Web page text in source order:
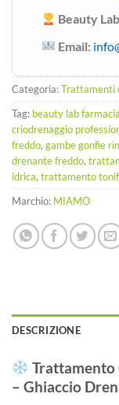
Beauty
Email:
Categoria:Trattamenti
Tag: beauty lab
criodrenaggio
freddo, gambe gonfie
drenante freddo,
idrica, trattamento
Marchio: MIAMO
DESCRIZIONE
Trattamento
– Ghiaccio